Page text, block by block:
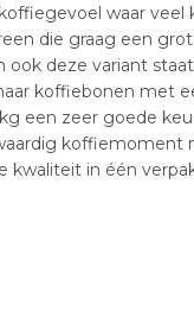
waar
die graag een
deze variant
koffiebonen met
een zeer goede
koffiemoment
kwaliteit in één